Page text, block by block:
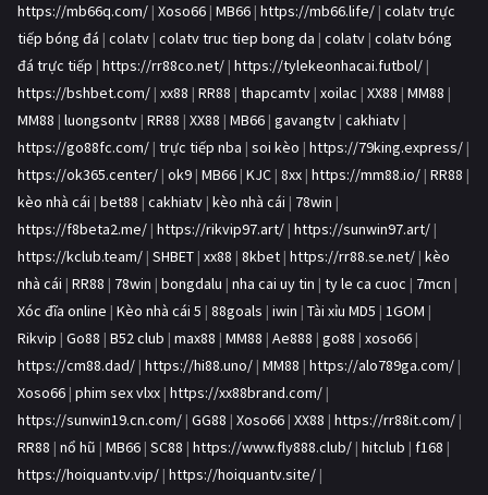
https://mb66q.com/ | Xoso66 | MB66 | https://mb66.life/ | colatv trực
tiếp bóng đá | colatv | colatv truc tiep bong da | colatv | colatv bóng
đá trực tiếp | https://rr88co.net/ | https://tylekeonhacai.futbol/ |
https://bshbet.com/ | xx88 | RR88 | thapcamtv | xoilac | XX88 | MM88 |
MM88 | luongsontv | RR88 | XX88 | MB66 | gavangtv | cakhiatv |
https://go88fc.com/ | trực tiếp nba | soi kèo | https://79king.express/ |
https://ok365.center/ | ok9 | MB66 | KJC | 8xx | https://mm88.io/ | RR88 |
kèo nhà cái | bet88 | cakhiatv | kèo nhà cái | 78win |
https://f8beta2.me/ | https://rikvip97.art/ | https://sunwin97.art/ |
https://kclub.team/ | SHBET | xx88 | 8kbet | https://rr88.se.net/ | kèo
nhà cái | RR88 | 78win | bongdalu | nha cai uy tin | ty le ca cuoc | 7mcn |
Xóc đĩa online | Kèo nhà cái 5 | 88goals | iwin | Tài xỉu MD5 | 1GOM |
Rikvip | Go88 | B52 club | max88 | MM88 | Ae888 | go88 | xoso66 |
https://cm88.dad/ | https://hi88.uno/ | MM88 | https://alo789ga.com/ |
Xoso66 | phim sex vlxx | https://xx88brand.com/ |
https://sunwin19.cn.com/ | GG88 | Xoso66 | XX88 | https://rr88it.com/ |
RR88 | nổ hũ | MB66 | SC88 | https://www.fly888.club/ | hitclub | f168 |
https://hoiquantv.vip/ | https://hoiquantv.site/ |